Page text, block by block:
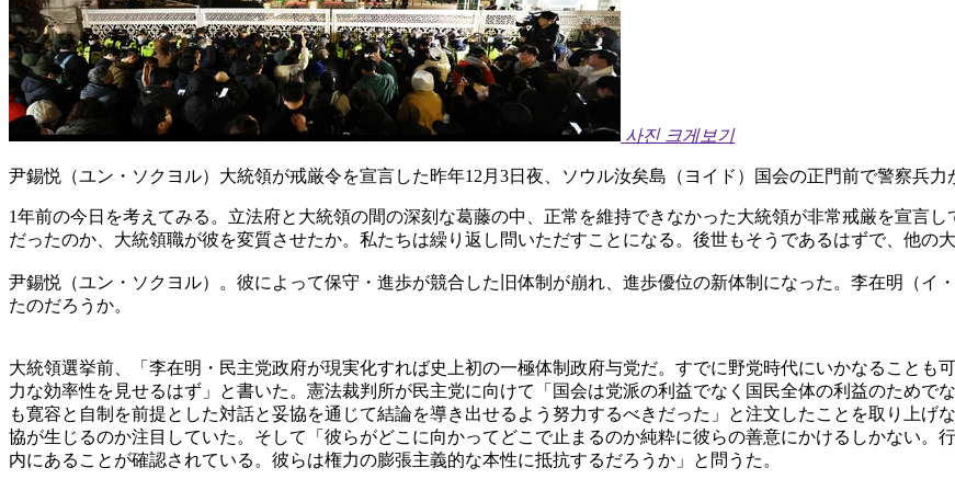
사진 크게보기
尹錫悦（ユン・ソクヨル）大統領が戒厳令を宣言した昨年12月3日夜、ソウル汝矣島（ヨイド）国会の正門前で警察兵力
1年前の今日を考えてみる。立法府と大統領の間の深刻な葛藤の中、正常を維持できなかった大統領が非常戒厳を宣言
だったのか、大統領職が彼を変質させたか。私たちは繰り返し問いただすことになる。後世もそうであるはずで、他の
尹錫悦（ユン・ソクヨル）。彼によって保守・進歩が競合した旧体制が崩れ、進歩優位の新体制になった。李在明（イ
たのだろうか。
大統領選挙前、「李在明・民主党政府が現実化すれば史上初の一極体制政府与党だ。すでに野党時代にいかなることも
力な効率性を見せるはず」と書いた。憲法裁判所が民主党に向けて「国会は党派の利益でなく国民全体の利益のためで
も寛容と自制を前提とした対話と妥協を通じて結論を導き出せるよう努力するべきだった」と注文したことを取り上
協が生じるのか注目していた。そして「彼らがどこに向かってどこで止まるのか純粋に彼らの善意にかけるしかない。
内にあることが確認されている。彼らは権力の膨張主義的な本性に抵抗するだろうか」と問うた。